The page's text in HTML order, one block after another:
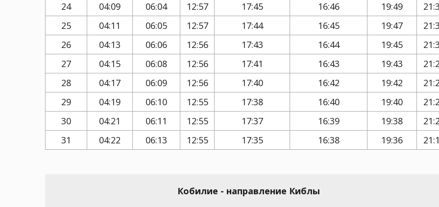
24
04:09 06:04 12:57 17:45 16:46 19:49
25
04:11 06:05 12:57 17:44 16:45 19:47
26
04:13 06:06 12:56 17:43 16:44 19:45
27
04:15 06:08 12:56 17:41 16:43 19:43
28
04:17 06:09 12:56 17:40 16:42 19:42
29
04:19 06:10 12:55 17:38 16:40 19:40
30
04:21 06:11 12:55 17:37 16:39 19:38
31
04:22 06:13 12:55 17:35 16:38 19:36
Кобилие - направление Киблы